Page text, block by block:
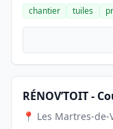
chantier
tuiles
RÉNOV’TOIT -
📍 Les Martres-de-